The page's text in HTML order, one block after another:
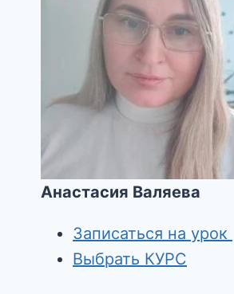
Анастасия Валяева
Записаться на урок
Выбрать КУРС